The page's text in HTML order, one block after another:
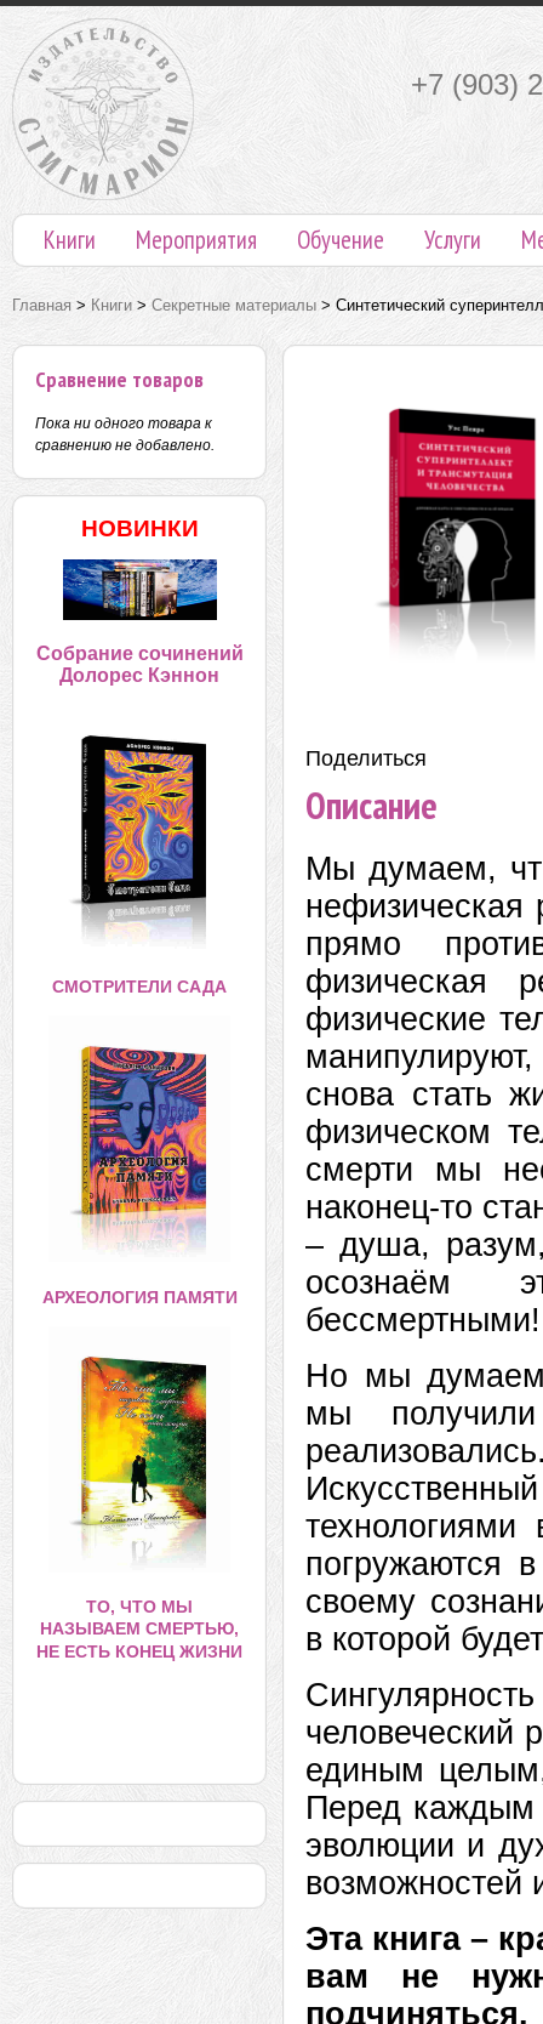
+7 (903)
Книги Мероприятия Обучение Услуги
Главная > Книги > Секретные материалы > Синтетический
Поделиться:
Описание
Мы думаем,
нефизическая
прямо
физическая
физические
снова стать
физическом
смерти мы
наконец-то
– душа,
осознаём
Но мы
мы
погружаются
своему
в которой
человеческий
единым
Перед каждым
эволюции и
возможностей
Эта книга –
вам не
Сравнение товаров
Пока ни одного товара к
сравнению не добавлено.
НОВИНКИ
Собрание сочинений
Долорес Кэннон
СМОТРИТЕЛИ САДА
АРХЕОЛОГИЯ ПАМЯТИ
ТО, ЧТО МЫ
НАЗЫВАЕМ СМЕРТЬЮ,
НЕ ЕСТЬ КОНЕЦ ЖИЗНИ